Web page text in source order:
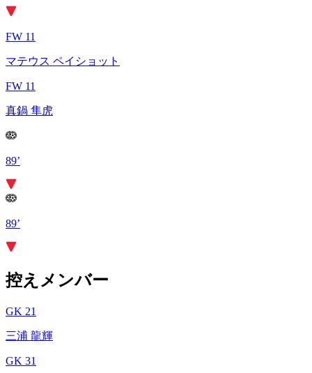
FW 11
マテウス ペイショット
FW 11
真鍋 隼虎
89’
89’
控えメンバー
GK 21
三浦 龍輝
GK 31